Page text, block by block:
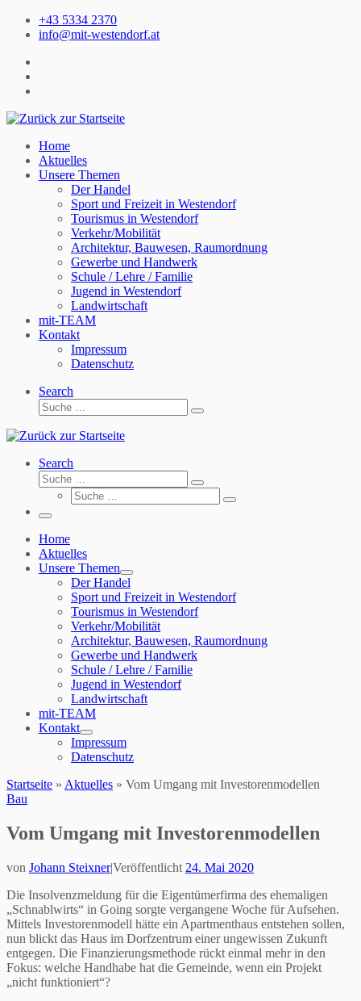
Zum
Inhalt
+43 5334 2370
info@mit-westendorf.at
Home
Aktuelles
Unsere Themen
Der Handel
Sport und Freizeit in Westendorf
Tourismus in Westendorf
Verkehr/Mobilität
Architektur, Bauwesen, Raumordnung
Gewerbe und Handwerk
Schule / Lehre / Familie
Jugend in Westendorf
Landwirtschaft
mit-TEAM
Kontakt
Impressum
Datenschutz
Search
Suche
Suche
Search
Suche
Suche
Suche
Suche
Menü
Home
Aktuelles
Unsere Themen
Der Handel
Sport und Freizeit in Westendorf
Tourismus in Westendorf
Verkehr/Mobilität
Architektur, Bauwesen, Raumordnung
Gewerbe und Handwerk
Schule / Lehre / Familie
Jugend in Westendorf
Landwirtschaft
mit-TEAM
Kontakt
Impressum
Datenschutz
Startseite » Aktuelles » Vom Umgang mit Investorenmodellen
Bau
Vom Umgang mit Investorenmodellen
von Johann Steixner|Veröffentlicht 24. Mai 2020
Die Insolvenzmeldung für die Eigentümerfirma des ehemaligen
„Schnablwirts“ in Going sorgte vergangene Woche für Aufsehen.
Mittels Investorenmodell hätte ein Apartmenthaus entstehen sollen,
nun blickt das Haus im Dorfzentrum einer ungewissen Zukunft
entgegen. Die Finanzierungsmethode rückt einmal mehr in den
Fokus: welche Handhabe hat die Gemeinde, wenn ein Projekt
„nicht funktioniert“?